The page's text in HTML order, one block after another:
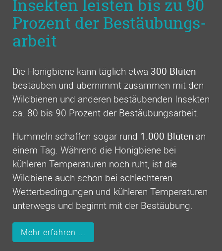
Insekten leisten bis zu 90
Prozent der Bestäu­bungs­
arbeit
Die Honigbiene kann täglich etwa 300 Blüten
bestäuben und übernimmt zusammen mit den
Wildbienen und anderen bestäubenden Insekten
ca. 80 bis 90 Prozent der Bestäubungsarbeit.
Hummeln schaffen sogar rund 1.000 Blüten an
einem Tag. Während die Honigbiene bei
kühleren Temperaturen noch ruht, ist die
Wildbiene auch schon bei schlechteren
Wetterbedingungen und kühleren Temperaturen
unterwegs und beginnt mit der Bestäubung.
Mehr erfahren ...